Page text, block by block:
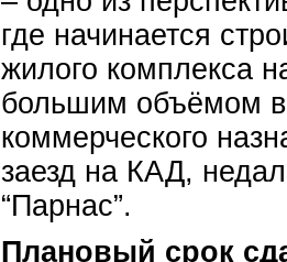
где начинается
жилого комплекса
большим объёмом
коммерческого
заезд на КАД,
“Парнас”.
Плановый срок